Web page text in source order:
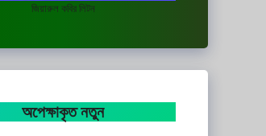
জিয়ারুল কবির লিটন
অপেক্ষাকৃত নতুন